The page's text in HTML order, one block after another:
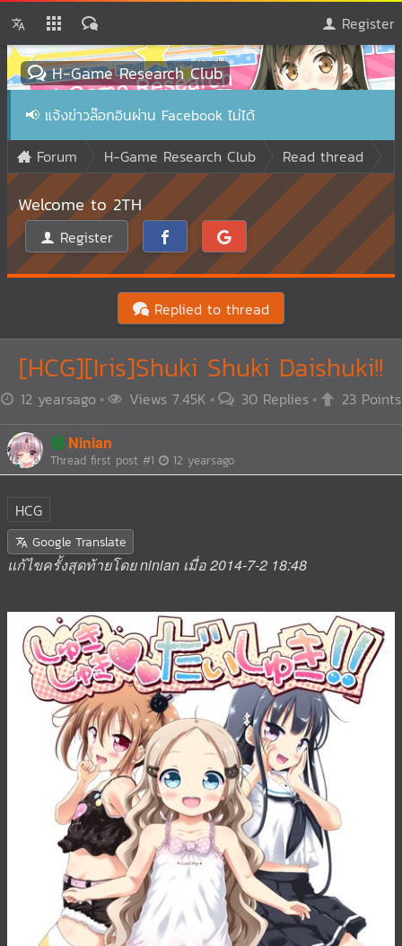
Register
H-Game Research Club
📢 แจ้งข่าวล๊อกอินผ่าน Facebook ไม่ได้
Forum
H-Game Research Club Read thread
Welcome to 2TH
Register
Replied to thread
[HCG][Iris]Shuki Shuki Daishuki!!
12 yearsago Views 7.45K 30 Replies 23 Points
Ⓜ️ Ninian
HCG
Thread first post #1 12 yearsago
Google Translate
แก้ไขครั้งสุดท้ายโดย ninian เมื่อ 2014-7-2 18:48